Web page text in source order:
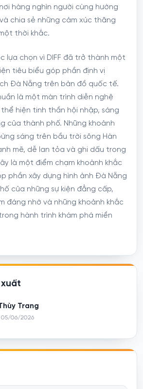
hàng nghìn người cùng hướng
chia sẻ những cảm xúc thăng
thời khắc.
lựa chọn vì DIFF đã trở thành một
tiêu biểu góp phần định vị
Đà Nẵng trên bản đồ quốc tế.
là một màn trình diễn nghệ
hiện tinh thần hội nhập, sáng
của thành phố. Những khoảnh
sáng trên bầu trời sông Hàn
mẽ, dễ lan tỏa và ghi dấu trong
là một điểm chạm khoảnh khắc
phần xây dựng hình ảnh Đà Nẵng
của những sự kiện đẳng cấp,
đáng nhớ và những khoảnh khắc
hành trình khám phá miền
xuất
Trang
05/06/2026